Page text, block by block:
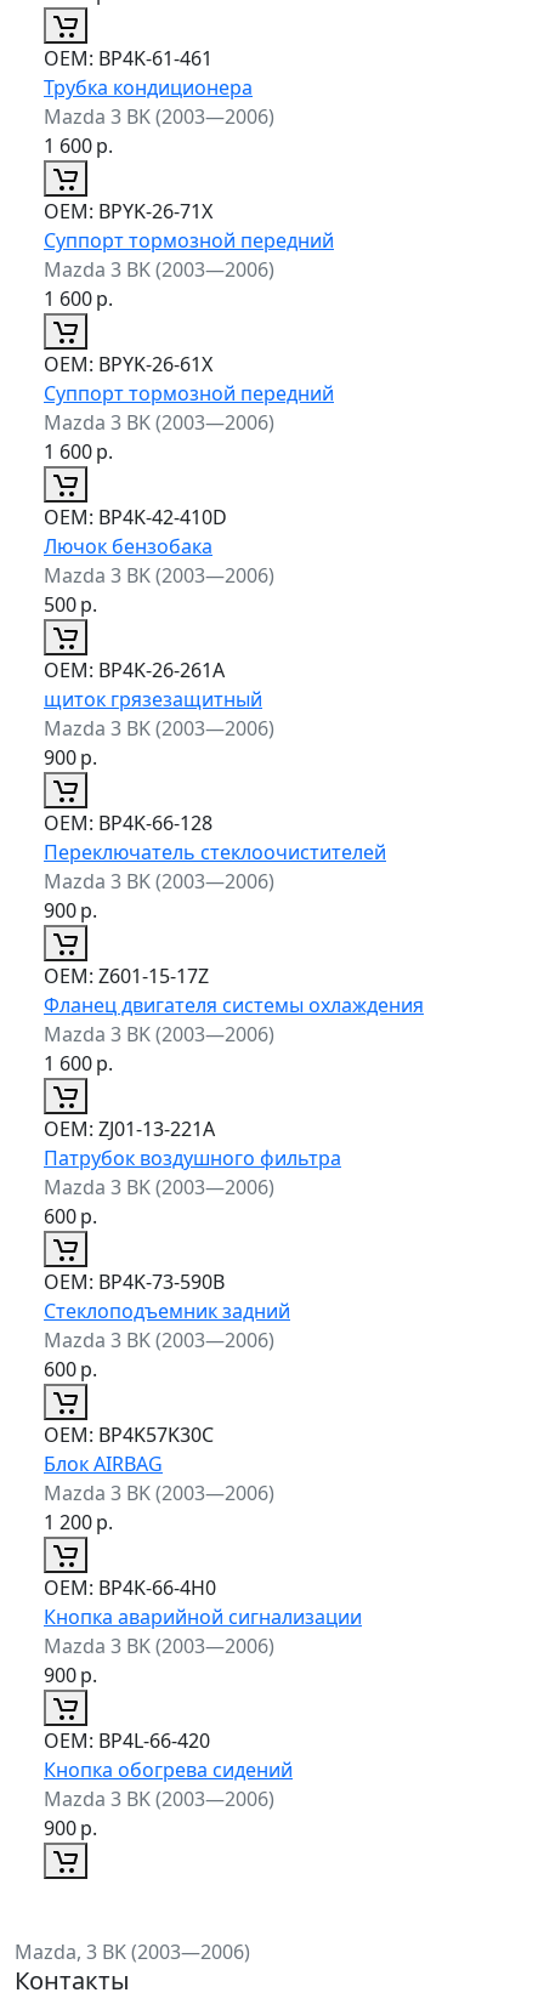
ОЕМ: BP4K-61-461
Трубка кондиционера
Mazda 3 BK (2003—2006)
1 600р.
ОЕМ: BPYK-26-71X
Суппорт тормозной передний
Mazda 3 BK (2003—2006)
1 600р.
ОЕМ: BPYK-26-61X
Суппорт тормозной передний
Mazda 3 BK (2003—2006)
1 600р.
ОЕМ: BP4K-42-410D
Лючок бензобака
Mazda 3 BK (2003—2006)
500р.
ОЕМ: BP4K-26-261A
щиток грязезащитный
Mazda 3 BK (2003—2006)
900р.
ОЕМ: BP4K-66-128
Переключатель стеклоочистителей
Mazda 3 BK (2003—2006)
900р.
ОЕМ: Z601-15-17Z
Фланец двигателя системы охлаждения
Mazda 3 BK (2003—2006)
1 600р.
ОЕМ: ZJ01-13-221A
Патрубок воздушного фильтра
Mazda 3 BK (2003—2006)
600р.
ОЕМ: BP4K-73-590B
Стеклоподъемник задний
Mazda 3 BK (2003—2006)
600р.
ОЕМ: BP4K57K30C
Блок AIRBAG
Mazda 3 BK (2003—2006)
1 200р.
ОЕМ: BP4K-66-4H0
Кнопка аварийной сигнализации
Mazda 3 BK (2003—2006)
900р.
ОЕМ: BP4L-66-420
Кнопка обогрева сидений
Mazda 3 BK (2003—2006)
900р.
Mazda, 3 BK (2003—2006)
Контакты